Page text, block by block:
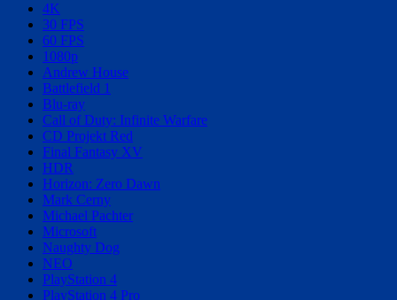
4K
30 FPS
60 FPS
1080p
Andrew House
Battlefield 1
Blu-ray
Call of Duty: Infinite Warfare
CD Projekt Red
Final Fantasy XV
HDR
Horizon: Zero Dawn
Mark Cerny
Michael Pachter
Microsoft
Naughty Dog
NEO
PlayStation 4
PlayStation 4 Pro